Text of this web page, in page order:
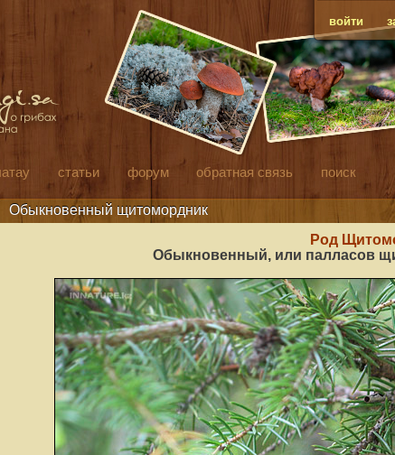
войти
статьи форум обратная связь поиск
Обыкновенный щитомордник
Род
Обыкновенный, или палласов